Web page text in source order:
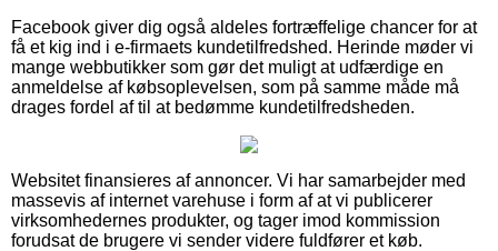
Facebook giver dig også aldeles fortræffelige chancer for at
få et kig ind i e-firmaets kundetilfredshed. Herinde møder vi
mange webbutikker som gør det muligt at udfærdige en
anmeldelse af købsoplevelsen, som på samme måde må
drages fordel af til at bedømme kundetilfredsheden.
Websitet finansieres af annoncer. Vi har samarbejder med
massevis af internet varehuse i form af at vi publicerer
virksomhedernes produkter, og tager imod kommission
forudsat de brugere vi sender videre fuldfører et køb.